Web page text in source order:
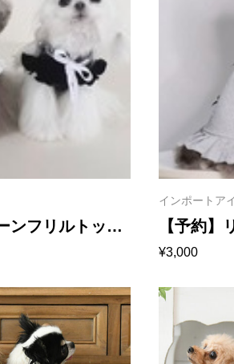
ンフリルトップ
インポートア
【予約】
ンクト
¥3,000